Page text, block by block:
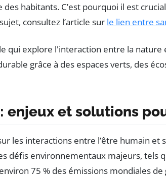
habitants. C’est pourquoi il est
consultez l’article sur le lien entre
enjeux et solutions
les interactions entre l’être humain
défis environnementaux majeurs, tels
75 % des émissions mondiales de